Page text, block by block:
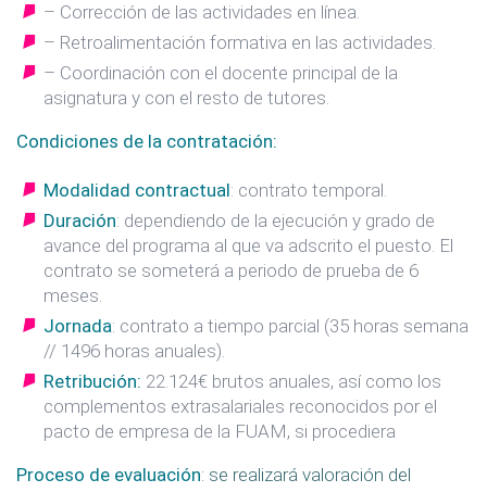
– Corrección de las actividades en línea.
– Retroalimentación formativa en las actividades.
– Coordinación con el docente principal de la
asignatura y con el resto de tutores.
Condiciones de la contratación:
Modalidad contractual: contrato temporal.
Duración: dependiendo de la ejecución y grado de
avance del programa al que va adscrito el puesto. El
contrato se someterá a periodo de prueba de 6
meses.
Jornada: contrato a tiempo parcial (35 horas semana
// 1496 horas anuales).
Retribución: 22.124€ brutos anuales, así como los
complementos extrasalariales reconocidos por el
pacto de empresa de la FUAM, si procediera
Proceso de evaluación: se realizará valoración del